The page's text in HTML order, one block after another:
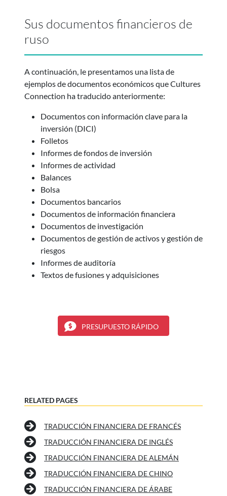
Sus documentos financieros de
ruso
A continuación, le presentamos una lista de
ejemplos de documentos económicos que Cultures
Connection ha traducido anteriormente:
Documentos con información clave para la
inversión (DICI)
Folletos
Informes de fondos de inversión
Informes de actividad
Balances
Bolsa
Documentos bancarios
Documentos de información financiera
Documentos de investigación
Documentos de gestión de activos y gestión de
riesgos
Informes de auditoría
Textos de fusiones y adquisiciones
PRESUPUESTO RÁPIDO
RELATED PAGES
TRADUCCIÓN FINANCIERA DE FRANCÉS
TRADUCCIÓN FINANCIERA DE INGLÉS
TRADUCCIÓN FINANCIERA DE ALEMÁN
TRADUCCIÓN FINANCIERA DE CHINO
TRADUCCIÓN FINANCIERA DE ÁRABE